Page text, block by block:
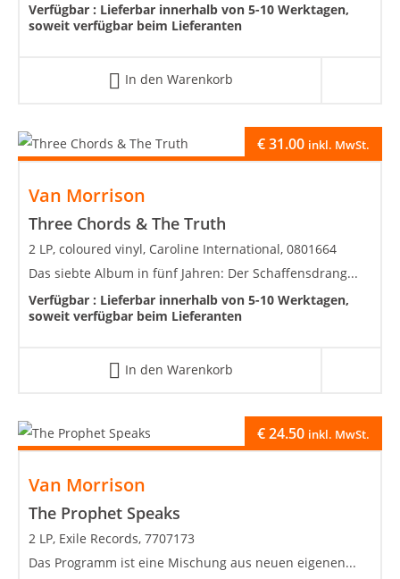
Verfügbar : Lieferbar innerhalb von 5-10 Werktagen,
soweit verfügbar beim Lieferanten
In den Warenkorb
Van Morrison
Three Chords & The Truth
€31.00 inkl. MwSt.
2 LP, coloured vinyl, Caroline International, 0801664
Das siebte Album in fünf Jahren: Der Schaffensdrang...
Verfügbar : Lieferbar innerhalb von 5-10 Werktagen,
soweit verfügbar beim Lieferanten
In den Warenkorb
Van Morrison
The Prophet Speaks
€24.50 inkl. MwSt.
2 LP, Exile Records, 7707173
Das Programm ist eine Mischung aus neuen eigenen...